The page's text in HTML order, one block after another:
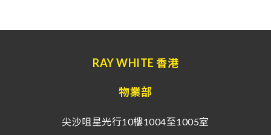
RAY WHITE 香港
物業部
尖沙咀星光行10樓1004至1005室